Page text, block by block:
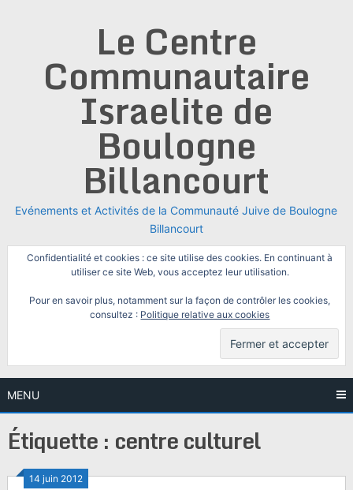
Le Centre
Communautaire
Israelite de
Boulogne
Billancourt
Evénements et Activités de la Communauté Juive de Boulogne
Billancourt
Confidentialité et cookies : ce site utilise des cookies. En continuant à
utiliser ce site Web, vous acceptez leur utilisation.
Pour en savoir plus, notamment sur la façon de contrôler les cookies,
consultez : Politique relative aux cookies
MENU
Étiquette : centre culturel
14 juin 2012